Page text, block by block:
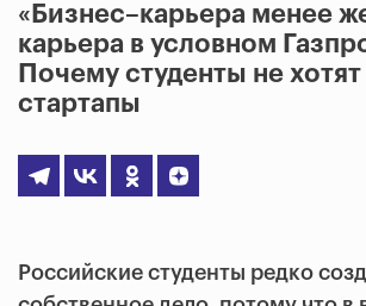
«Бизнес–карьера менее
карьера в условном
Почему студенты не хотят
стартапы
Российские студенты редко